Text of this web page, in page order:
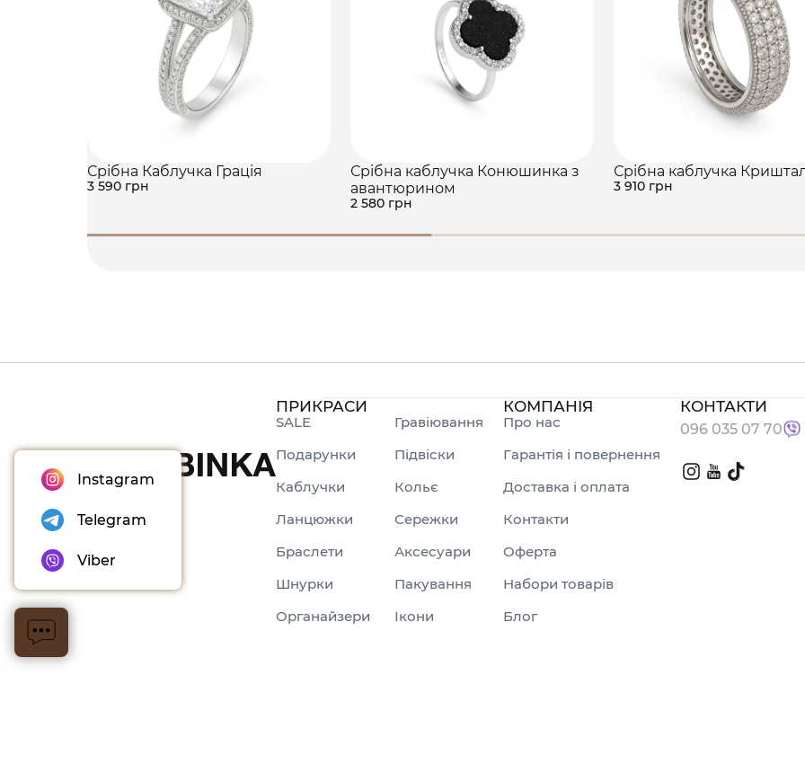
Срібна Каблучка Грація
3 590 грн
Срібна каблучка Конюшинка з
авантюрином
2 580 грн
Срібна каблучка
3 910 грн
ПРИКРАСИ
SALE
Гравіювання
Подарунки
Підвіски
Каблучки
Кольє
Ланцюжки
Сережки
Браслети
Аксесуари
Шнурки
Пакування
Органайзери
Ікони
КОМПАНІЯ
Про нас
Гарантія і повернення
Доставка і оплата
Контакти
Оферта
Набори товарів
Блог
КОНТАКТИ
096 035 07 70
Instagram
Telegram
Viber